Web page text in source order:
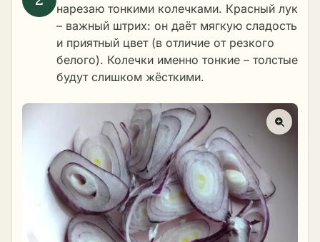
нарезаю тонкими колечками. Красный лук
– важный штрих: он даёт мягкую сладость
и приятный цвет (в отличие от резкого
белого). Колечки именно тонкие – толстые
будут слишком жёсткими.